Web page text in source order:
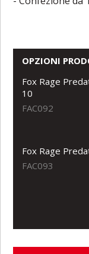
OPZIONI
Fox Rage
10
FAC092
Fox Rage
FAC093